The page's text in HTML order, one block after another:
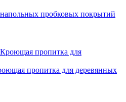
пробковых покрытий
пропитка для деревянных